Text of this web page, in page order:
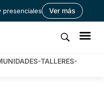
presenciales Ver más
TALLERES-